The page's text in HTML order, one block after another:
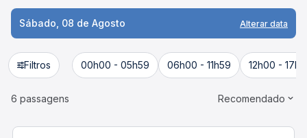
Sábado, 08 de Agosto Alterar data
Filtros 00h00 - 05h59 06h00 - 11h59 12h00 -
6 passagens Recomendado